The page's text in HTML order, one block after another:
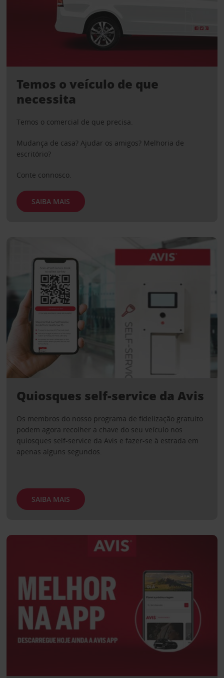
Temos o veículo de que
necessita
Temos o comercial de que precisa.
Mudança de casa? Ajudar os amigos? Melhoria de
escritório?
Conte connosco.
SAIBA MAIS
Quiosques self-service da Avis
Os membros do nosso programa de fidelização gratuito
podem agora recolher a chave do seu veículo nos
quiosques self-service da Avis e fazer-se à estrada em
apenas alguns segundos.
SAIBA MAIS